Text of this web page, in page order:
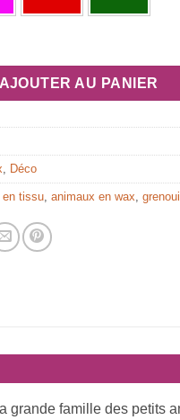
en tissu africain
AJOUTER AU PANIER
Déco
en tissu animaux en wax
grande famille des petits